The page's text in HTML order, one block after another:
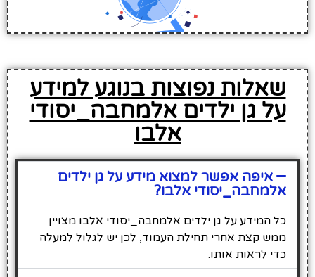
שאלות נפוצות בנוגע למידע
על גן ילדים אלמחבה_יסודי
אלבו
איפה אפשר למצוא מידע על גן ילדים
אלמחבה_יסודי אלבו?
כל המידע על גן ילדים אלמחבה_יסודי אלבו מצויין
ממש קצת אחרי תחילת העמוד, לכן יש לגלול למעלה
כדי לראות אותו.